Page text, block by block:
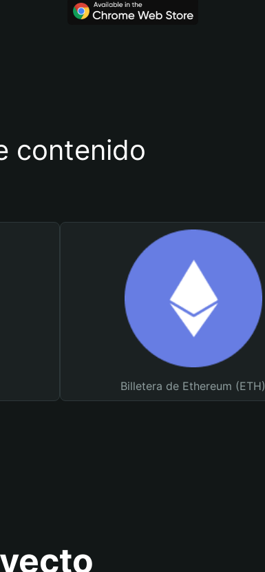
contenido
Billetera de Ethereum (ETH)